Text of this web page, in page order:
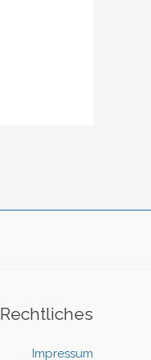
Rechtliches
Impressum